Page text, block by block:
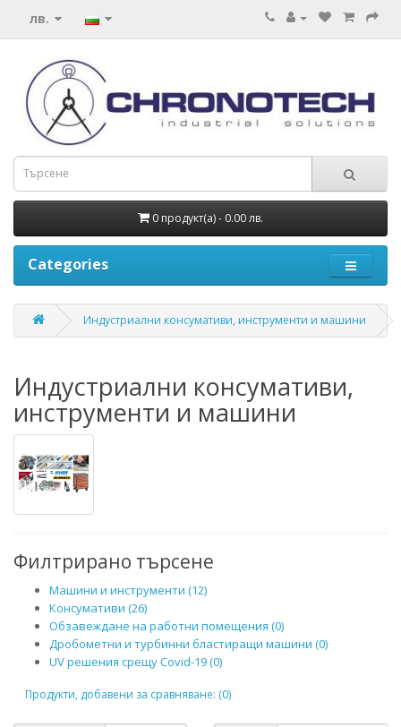
лв.
0 продукт(а) - 0.00 лв.
Categories
Индустриални консумативи, инструменти и машини
Индустриални консумативи,
инструменти и машини
Филтрирано търсене
Машини и инструменти (12)
Консумативи (26)
Обзавеждане на работни помещения (0)
Дробометни и турбинни бластиращи машини (0)
UV решения срещу Covid-19 (0)
Продукти, добавени за сравняване: (0)